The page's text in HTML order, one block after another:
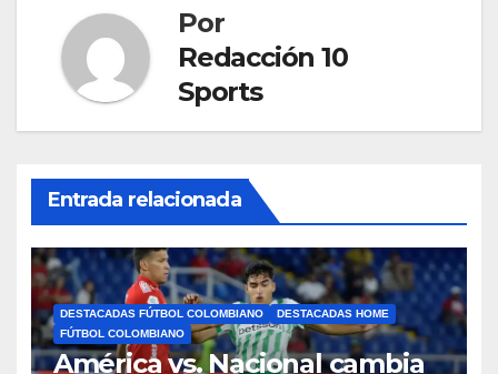
Por
Redacción 10
Sports
Entrada relacionada
DESTACADAS FÚTBOL COLOMBIANO
DESTACADAS HOME
FÚTBOL COLOMBIANO
América vs. Nacional cambia